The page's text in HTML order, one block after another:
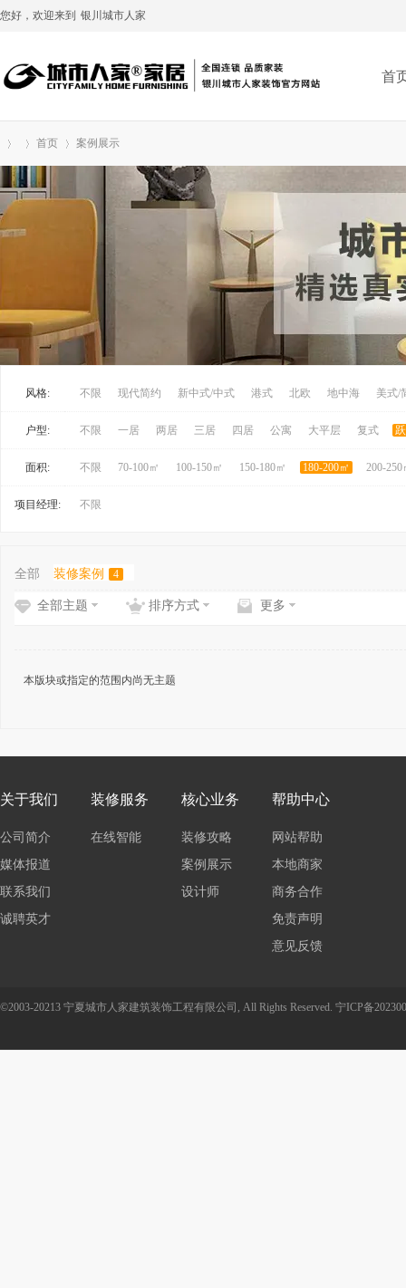
您好，欢迎来到 银川城市人家
首
»
首页 案例展示
风格: 不限 现代简约 新中式/中式 港式 北欧 地中海 美式/
户型: 不限 一居 两居 三居 四居 公寓 大平层 复式
面积: 不限 70-100㎡ 100-150㎡ 150-180㎡ 180-200㎡ 200-250
项目经理: 不限
全部 装修案例 4
全部主题 排序方式 更多
本版块或指定的范围内尚无主题
关于我们
公司简介
媒体报道
联系我们
诚聘英才
装修服务
在线智能
核心业务
装修攻略
案例展示
设计师
帮助中心
网站帮助
本地商家
商务合作
免责声明
意见反馈
©2003-20213 宁夏城市人家建筑装饰工程有限公司, All Rights Reserved. 宁ICP备